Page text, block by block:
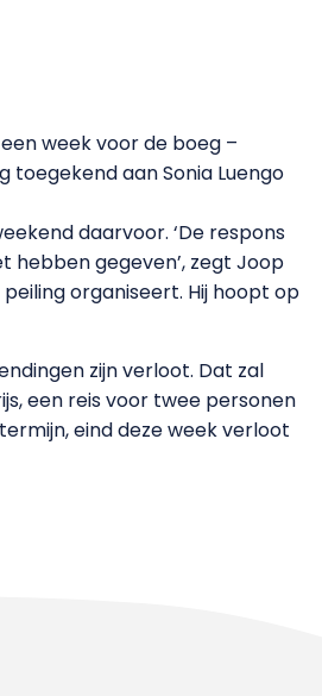
week voor de boeg –
toegekend aan Sonia Luengo
daarvoor. ‘De respons
hebben gegeven’, zegt Joop
organiseert. Hij hoopt op
zijn verloot. Dat zal
een reis voor twee personen
eind deze week verloot